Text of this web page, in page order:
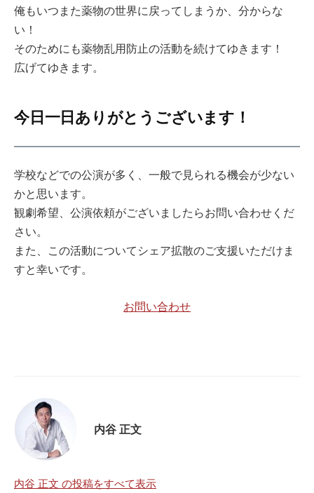
俺もいつまた薬物の世界に戻ってしまうか、分からな
い！
そのためにも薬物乱用防止の活動を続けてゆきます！
広げてゆきます。
今日一日ありがとうございます！
学校などでの公演が多く、一般で見られる機会が少ない
かと思います。
観劇希望、公演依頼がございましたらお問い合わせくだ
さい。
また、この活動についてシェア拡散のご支援いただけま
すと幸いです。
お問い合わせ
内谷 正文
内谷 正文 の投稿をすべて表示